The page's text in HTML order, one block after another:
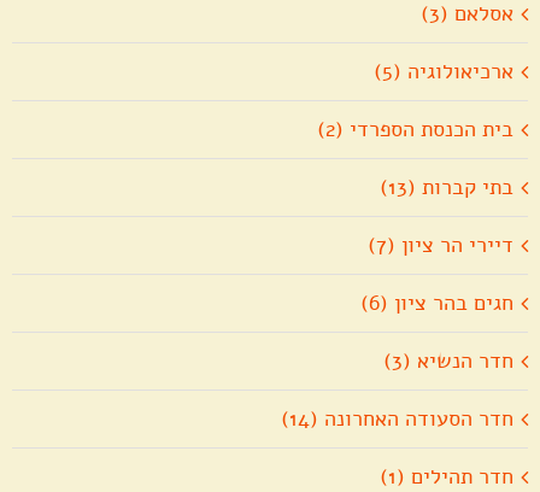
אסלאם (3)
ארכיאולוגיה (5)
בית הכנסת הספרדי (2)
בתי קברות (13)
דיירי הר ציון (7)
חגים בהר ציון (6)
חדר הנשיא (3)
חדר הסעודה האחרונה (14)
חדר תהילים (1)